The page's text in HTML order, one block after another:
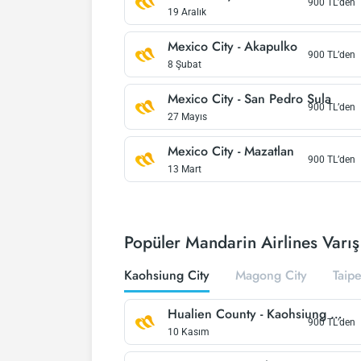
19 Aralık
Mexico City -Akapulko
8 Şubat
900 TL’den
Mexico City -San Pedro Sula
27 Mayıs
900TL’den
Mexico City -Mazatlan
13 Mart
900 TL’den
Popüler Mandarin Airlines
Kaohsiung City Magong City
Hualien County - Kaohsiung City
10 Kasım
900TL’den